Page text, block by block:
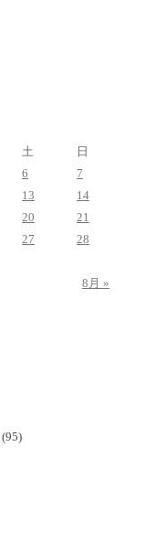
土
日
6
7
13
14
20
21
27
28
8月 »
(95)